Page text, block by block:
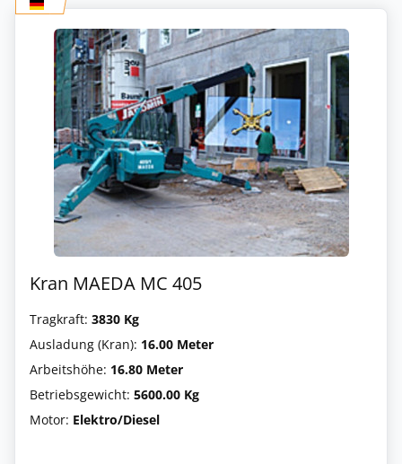
Kran MAEDA MC 405
Tragkraft: 3830 Kg
Ausladung (Kran): 16.00 Meter
Arbeitshöhe: 16.80 Meter
Betriebsgewicht: 5600.00 Kg
Motor: Elektro/Diesel